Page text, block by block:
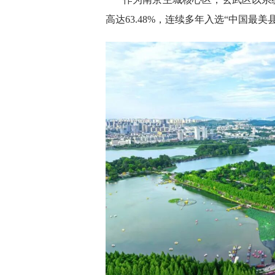
高达63.48%，连续多年入选“中国最美